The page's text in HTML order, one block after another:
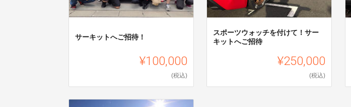
サーキットへご招待！
¥100,000
(税込)
スポーツウォッチを付けて！サー
キットへご招待
¥250,000
(税込)